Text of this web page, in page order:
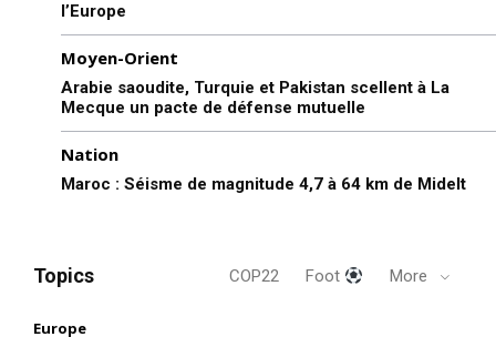
l’Europe
Moyen-Orient
Arabie saoudite, Turquie et Pakistan scellent à La
Mecque un pacte de défense mutuelle
Nation
Maroc : Séisme de magnitude 4,7 à 64 km de Midelt
Topics COP22 Foot More
Europe